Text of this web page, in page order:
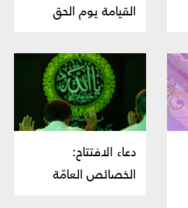
القيامة يوم الحق
دعاء الافتتاح:
الخصائص العامّة